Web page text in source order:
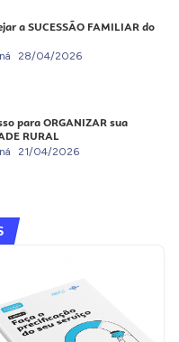
a SUCESSÃO FAMILIAR do
28/04/2026
para ORGANIZAR sua
RURAL
21/04/2026